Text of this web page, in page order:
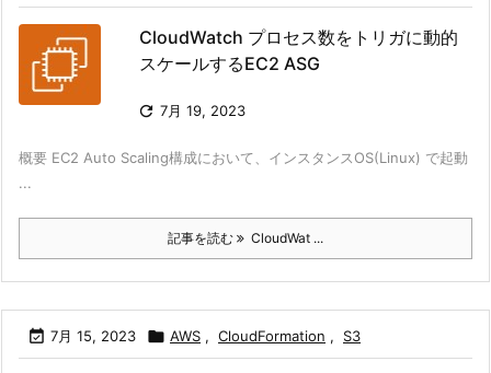
CloudWatch プロセス数をトリガに動的
スケールするEC2 ASG
 7月 19, 2023
概要 EC2 Auto Scaling構成において、インスタンスOS(Linux) で起動
...
記事を読む CloudWat ...
 7月 15, 2023  AWS , CloudFormation , S3